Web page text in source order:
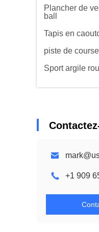
Plancher de
ball
Tapis en
piste de
Sport argile
+1 909